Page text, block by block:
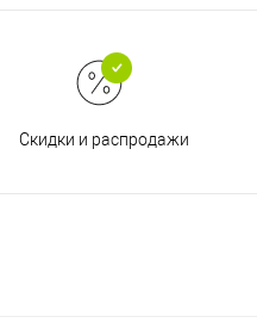
Скидки и распродажи